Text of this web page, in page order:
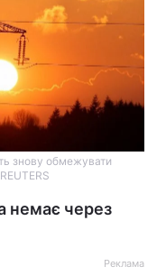
знову обмежувати
немає через
Реклама